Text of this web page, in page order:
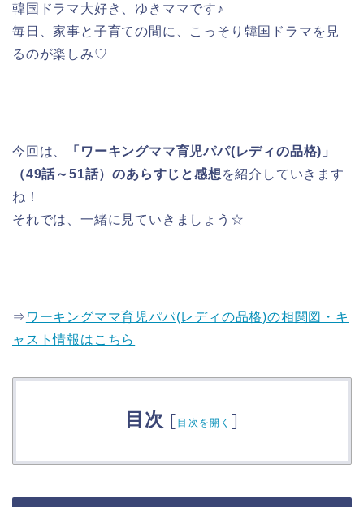
韓国ドラマ大好き、ゆきママです♪
毎日、家事と子育ての間に、こっそり韓国ドラマを見
るのが楽しみ♡
今回は、
「ワーキングママ育児パパ(レディの品格)」
（49話～51話）のあらすじと感想 を紹介していきます
ね！
それでは、一緒に見ていきましょう☆
⇒ ワーキングママ育児パパ(レディの品格)の相関図・キ
ャスト情報はこちら
目次 [目次を開く ]